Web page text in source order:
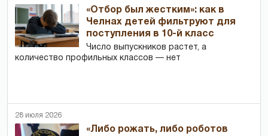
«Отбор был жестким»: как в
Челнах детей фильтруют для
поступления в 10-й класс
Число выпускников растет, а
количество профильных классов — нет
28 июля 2026
«Либо рожать, либо роботов